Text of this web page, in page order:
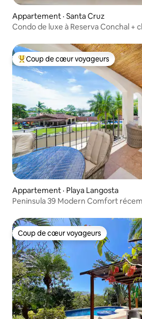
Appartement · Santa Cruz
Condo de luxe à Reserva Conchal +
Coup de cœur voyageurs parmi les
Coup de cœur voyageurs
Appartement · Playa Langosta
Peninsula 39 Modern Comfort
Coup de cœur voyageurs
Coup de cœur voyageurs